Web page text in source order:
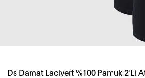
Ds Damat Lacivert %100 Pamuk 2'Li